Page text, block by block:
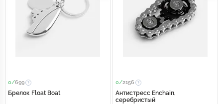
0/699
Брелок Float Boat
0/2156
Антистресс Enchain,
серебристый